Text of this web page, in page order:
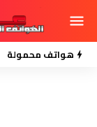
هواتف محمولة